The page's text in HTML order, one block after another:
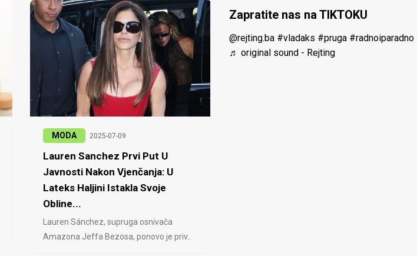
MODA 2025-07-09
Lauren Sanchez Prvi Put U
Javnosti Nakon Vjenčanja: U
Lateks Haljini Istakla Svoje
Obline...
Lauren Sánchez, supruga osnivača
Amazona Jeffa Bezosa, ponovo je priv..
Zapratite nas na TIKTOKU
@rejting.ba #vladaks #pruga #radnoiparadno
♬ original sound - Rejting